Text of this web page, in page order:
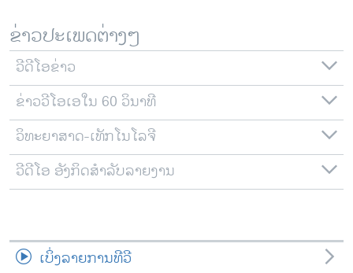
ສຽງ
ລາຍການກະຈາຍສຽງ
ລາຍງານ
ຕິດຕາມພວກເຮົາ ທີ່
ພາສາຕ່າງໆ
ຂ່າວປະເພດຕ່າງໆ
ວີດີໂອຂ່າວ
ຂ່າວວີໂອເອໃນ 60 ວິນາທີ
ວິທະຍາສາດ-ເທັກໂນໂລຈີ
ວີດີໂອ ອັງກິດສຳລັບລາຍງານ
ເບິ່ງລາຍການທີວີ